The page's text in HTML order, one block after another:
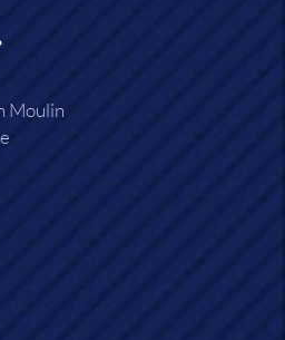
Moulin